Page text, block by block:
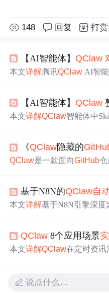
148 回复 打赏
【AI智能体】 QClaw
本文详解腾讯QClaw AI智
档生成、自动发邮件等日常
化AI Agent如何通过自然语
【AI智能体】 QClaw
本文详解QClaw智能体中
介绍本地部署（直接放置、
I）、手动创建、魔法生成
度与安全本地化优势。
《QClaw隐藏的
QClaw是一款面向GitHub仓
置、多仓协同、权限控制及
势在于上下文感知的智能决
基于N8N的QClaw自
本文详解基于N8N引擎深度
自动归档至Notion/Obsidian
（环境变量管理）、调试方
QClaw 8个应用场景
本文详解QClaw在定时资讯
涵盖Prompt示例、
说点什么…